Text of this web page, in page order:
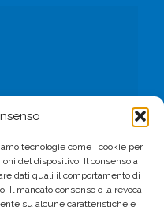
tecnologie come i cookie per
del dispositivo. Il consenso a
dati quali il comportamento di
Il mancato consenso o la revoca
su alcune caratteristiche e